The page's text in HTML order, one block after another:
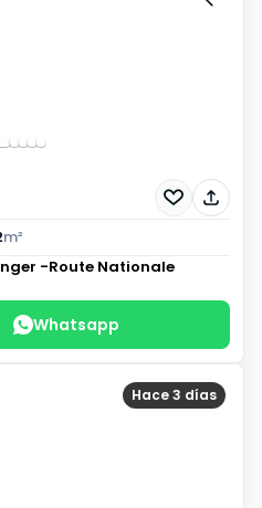
m²
-Route Nationale
Whatsapp
Hace 3 días